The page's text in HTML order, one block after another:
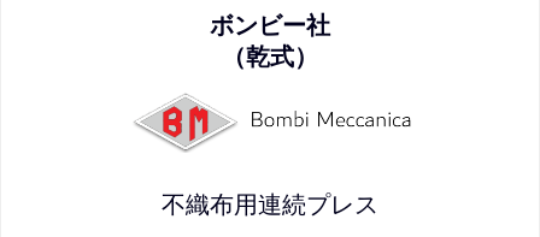
ボンビー社
（乾式）
不織布用連続プレス